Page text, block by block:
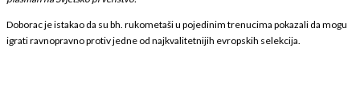
Doborac je istakao da su bh. rukometaši u pojedinim trenucima pokazali da mogu
igrati ravnopravno protiv jedne od najkvalitetnijih evropskih selekcija.